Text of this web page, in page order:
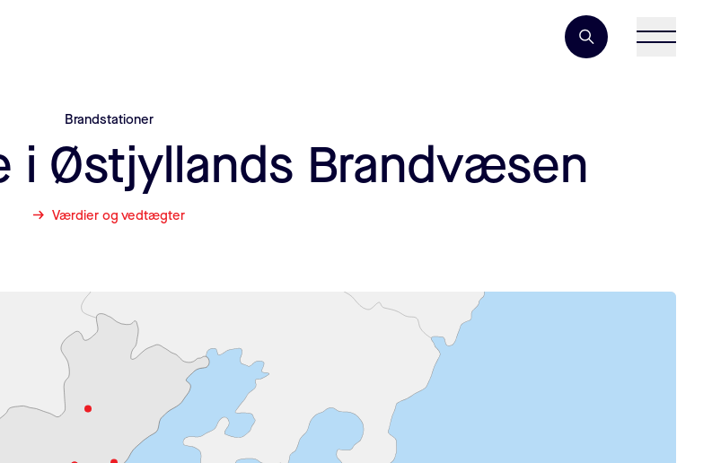
Søgeord
Brandstationer
i Østjyllands Brandvæsen
Værdier og vedtægter